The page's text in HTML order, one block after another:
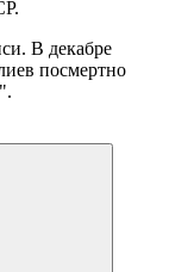
В декабре
посмертно